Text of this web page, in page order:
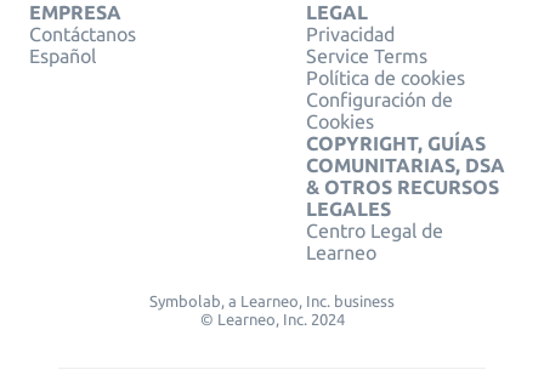
EMPRESA
Contáctanos
Español
LEGAL
Privacidad
Service Terms
Política de cookies
Configuración de
Cookies
COPYRIGHT, GUÍAS
COMUNITARIAS, DSA
& OTROS RECURSOS
LEGALES
Centro Legal de
Learneo
Symbolab, a Learneo, Inc. business
© Learneo, Inc. 2024